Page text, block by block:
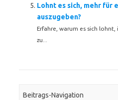
Lohnt es sich, mehr für
auszugeben?
Erfahre, warum es sich
zu...
Beitrags-Navigation